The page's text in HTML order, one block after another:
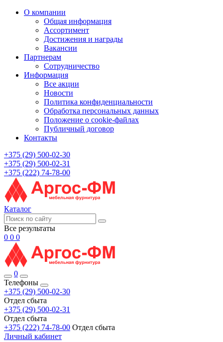
О компании
Общая информация
Ассортимент
Достижения и награды
Вакансии
Партнерам
Сотрудничество
Информация
Все акции
Новости
Политика конфиденциальности
Обработка персональных данных
Положение о cookie-файлах
Публичный договор
Контакты
+375 (29) 500-02-30
+375 (29) 500-02-31
+375 (222) 74-78-00
Каталог
Все результаты
0 0 0
0
Телефоны
+375 (29) 500-02-30
Отдел сбыта
+375 (29) 500-02-31
Отдел сбыта
+375 (222) 74-78-00 Отдел сбыта
Личный кабинет